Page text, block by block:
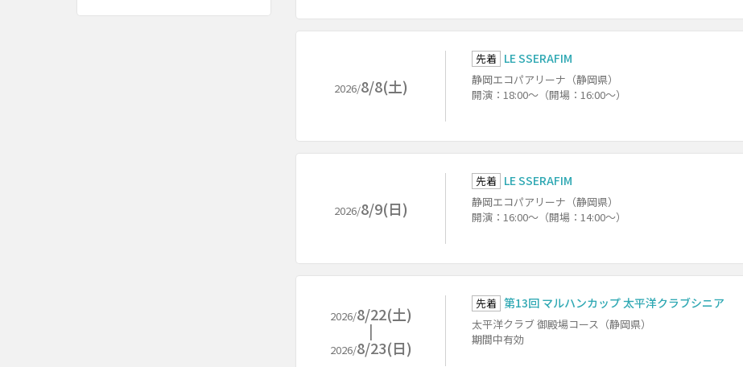
2026/8/8(土)
先着 LE SSERAFIM
静岡エコパアリーナ（静岡県）
開演：18:00～（開場：16:00～）
2026/8/9(日)
先着 LE SSERAFIM
静岡エコパアリーナ（静岡県）
開演：16:00～（開場：14:00～）
2026/8/22(土)
2026/8/23(日)
先着 第13回 マルハンカップ 太平洋クラブシニア
太平洋クラブ 御殿場コース（静岡県）
期間中有効